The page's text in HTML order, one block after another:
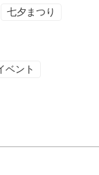
七夕まつり
ベント